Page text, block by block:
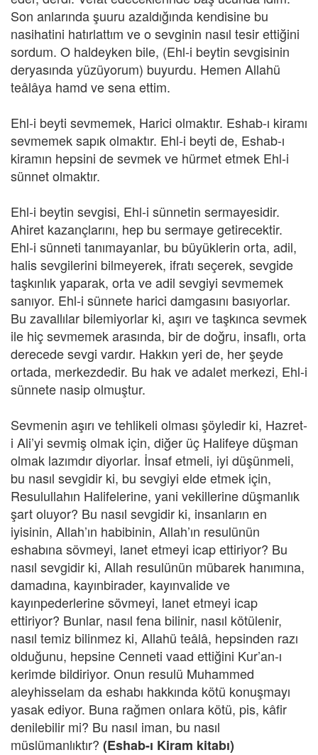
Son anlarında şuuru azaldığında kendisine bu
nasihatini hatırlattım ve o sevginin nasıl tesir ettiğini
sordum. O haldeyken bile, (Ehl-i beytin sevgisinin
deryasında yüzüyorum) buyurdu. Hemen Allahü
teâlâya hamd ve sena ettim.
Ehl-i beyti sevmemek, Harici olmaktır. Eshab-ı kiramı
sevmemek sapık olmaktır. Ehl-i beyti de, Eshab-ı
kiramın hepsini de sevmek ve hürmet etmek Ehl-i
sünnet olmaktır.
Ehl-i beytin sevgisi, Ehl-i sünnetin sermayesidir.
Ahiret kazançlarını, hep bu sermaye getirecektir.
Ehl-i sünneti tanımayanlar, bu büyüklerin orta, adil,
halis sevgilerini bilmeyerek, ifratı seçerek, sevgide
taşkınlık yaparak, orta ve adil sevgiyi sevmemek
sanıyor. Ehl-i sünnete harici damgasını basıyorlar.
Bu zavallılar bilemiyorlar ki, aşırı ve taşkınca sevmek
ile hiç sevmemek arasında, bir de doğru, insaflı, orta
derecede sevgi vardır. Hakkın yeri de, her şeyde
ortada, merkezdedir. Bu hak ve adalet merkezi, Ehl-i
sünnete nasip olmuştur.
Sevmenin aşırı ve tehlikeli olması şöyledir ki, Hazret-
i Ali’yi sevmiş olmak için, diğer üç Halifeye düşman
olmak lazımdır diyorlar. İnsaf etmeli, iyi düşünmeli,
bu nasıl sevgidir ki, bu sevgiyi elde etmek için,
Resulullahın Halifelerine, yani vekillerine düşmanlık
şart oluyor? Bu nasıl sevgidir ki, insanların en
iyisinin, Allah’ın habibinin, Allah’ın resulünün
eshabına sövmeyi, lanet etmeyi icap ettiriyor? Bu
nasıl sevgidir ki, Allah resulünün mübarek hanımına,
damadına, kayınbirader, kayınvalide ve
kayınpederlerine sövmeyi, lanet etmeyi icap
ettiriyor? Bunlar, nasıl fena bilinir, nasıl kötülenir,
nasıl temiz bilinmez ki, Allahü teâlâ, hepsinden razı
olduğunu, hepsine Cenneti vaad ettiğini Kur’an-ı
kerimde bildiriyor. Onun resulü Muhammed
aleyhisselam da eshabı hakkında kötü konuşmayı
yasak ediyor. Buna rağmen onlara kötü, pis, kâfir
denilebilir mi? Bu nasıl iman, bu nasıl
müslümanlıktır? (Eshab-ı Kiram kitabı)